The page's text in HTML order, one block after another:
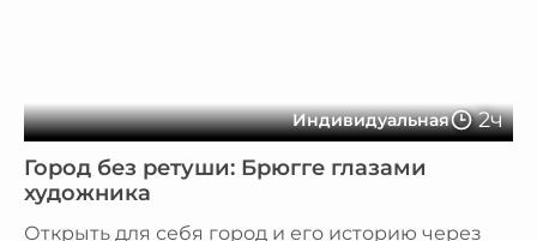
Индивидуальная 2ч
Город без ретуши: Брюгге глазами
художника
Открыть для себя город и его историю через